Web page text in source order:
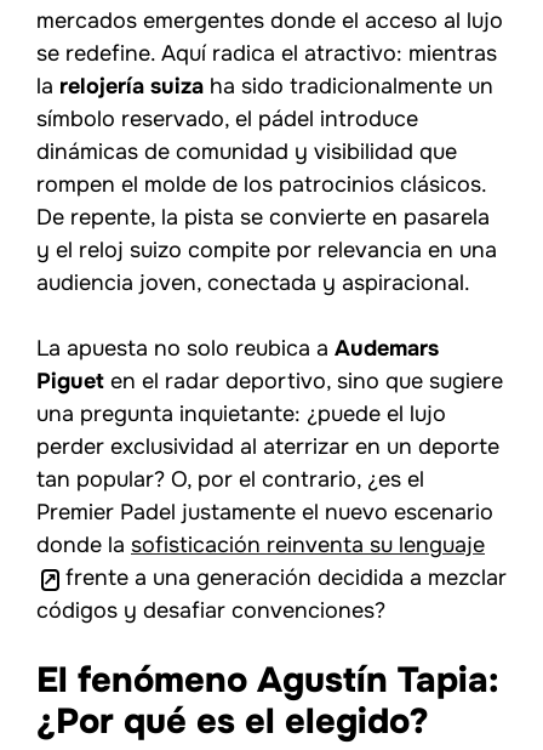
mercados emergentes donde el acceso al lujo
se redefine. Aquí radica el atractivo: mientras
la relojería suiza ha sido tradicionalmente un
símbolo reservado, el pádel introduce
dinámicas de comunidad y visibilidad que
rompen el molde de los patrocinios clásicos.
De repente, la pista se convierte en pasarela
y el reloj suizo compite por relevancia en una
audiencia joven, conectada y aspiracional.
La apuesta no solo reubica a Audemars
Piguet en el radar deportivo, sino que sugiere
una pregunta inquietante: ¿puede el lujo
perder exclusividad al aterrizar en un deporte
tan popular? O, por el contrario, ¿es el
Premier Padel justamente el nuevo escenario
donde la sofisticación reinventa su lenguaje
frente a una generación decidida a mezclar
códigos y desafiar convenciones?
El fenómeno Agustín Tapia:
¿Por qué es el elegido?